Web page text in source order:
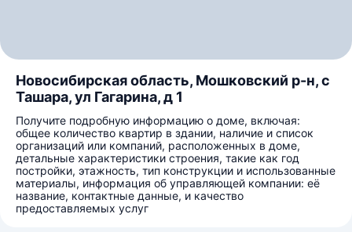
Новосибирская область, Мошковский р-н, с
Ташара, ул Гагарина, д 1
Получите подробную информацию о доме, включая:
общее количество квартир в здании, наличие и список
организаций или компаний, расположенных в доме,
детальные характеристики строения, такие как год
постройки, этажность, тип конструкции и использованные
материалы, информация об управляющей компании: её
название, контактные данные, и качество
предоставляемых услуг